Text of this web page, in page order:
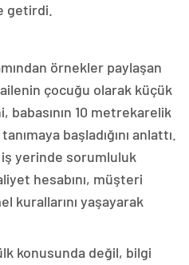
getirdi.
örnekler paylaşan
çocuğu olarak küçük
babasının 10 metrekarelik
başladığını anlattı.
iş yerinde sorumluluk
hesabını, müşteri
kurallarını yaşayarak
konusunda değil, bilgi